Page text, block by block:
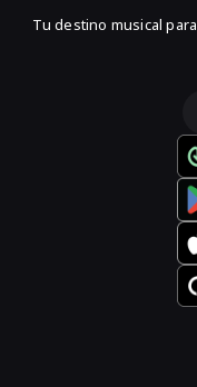
Tu destino musical